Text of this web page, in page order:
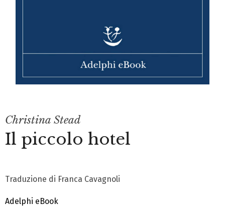
Christina Stead
Il piccolo hotel
Traduzione di Franca Cavagnoli
Adelphi eBook